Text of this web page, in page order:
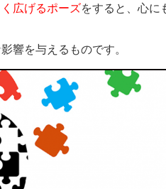
広げるポーズをすると、心に
響を与えるものです。